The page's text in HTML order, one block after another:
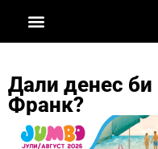
Дали денес би
Франк?